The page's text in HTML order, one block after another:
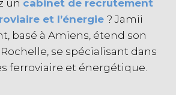
un cabinet de recrutement
et l’énergie ? Jamii
basé à Amiens, étend son
se spécialisant dans
ferroviaire et énergétique.